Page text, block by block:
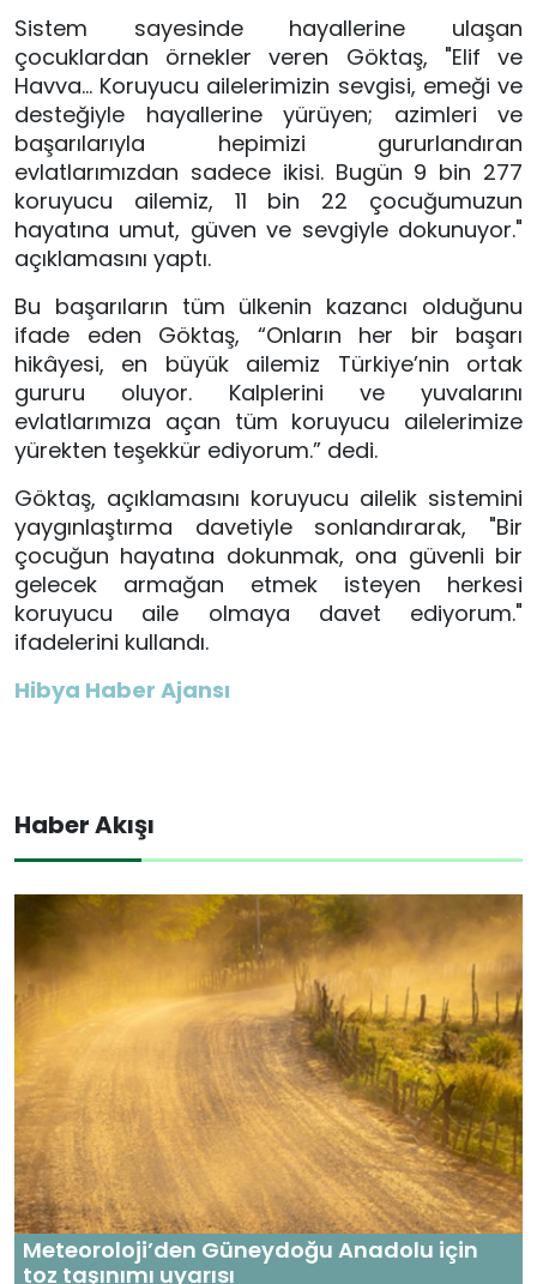
Sistem sayesinde hayallerine ulaşan
çocuklardan örnekler veren Göktaş, "Elif ve
Havva… Koruyucu ailelerimizin sevgisi, emeği ve
desteğiyle hayallerine yürüyen; azimleri ve
başarılarıyla hepimizi gururlandıran
evlatlarımızdan sadece ikisi. Bugün 9 bin 277
koruyucu ailemiz, 11 bin 22 çocuğumuzun
hayatına umut, güven ve sevgiyle dokunuyor."
açıklamasını yaptı.
Bu başarıların tüm ülkenin kazancı olduğunu
ifade eden Göktaş, “Onların her bir başarı
hikâyesi, en büyük ailemiz Türkiye’nin ortak
gururu oluyor. Kalplerini ve yuvalarını
evlatlarımıza açan tüm koruyucu ailelerimize
yürekten teşekkür ediyorum.” dedi.
Göktaş, açıklamasını koruyucu ailelik sistemini
yaygınlaştırma davetiyle sonlandırarak, "Bir
çocuğun hayatına dokunmak, ona güvenli bir
gelecek armağan etmek isteyen herkesi
koruyucu aile olmaya davet ediyorum."
ifadelerini kullandı.
Hibya Haber Ajansı
Haber Akışı
Meteoroloji’den Güneydoğu Anadolu için
toz taşınımı uyarısı